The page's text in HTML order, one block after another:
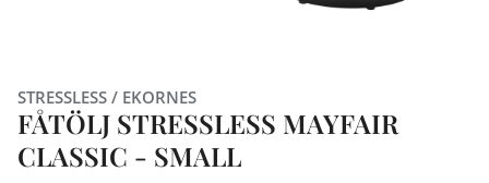
STRESSLESS / EKORNES
FÅTÖLJ STRESSLESS MAYFAIR
CLASSIC - SMALL